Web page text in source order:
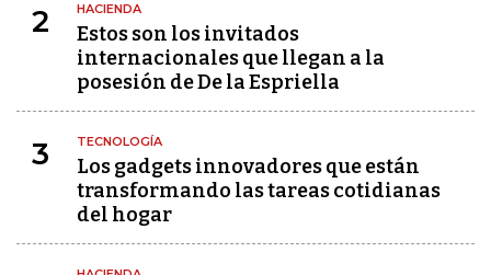
2 HACIENDA
Estos son los invitados
internacionales que llegan a la
posesión de De la Espriella
3 TECNOLOGÍA
Los gadgets innovadores que están
transformando las tareas cotidianas
del hogar